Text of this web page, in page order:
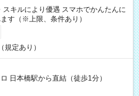
キルにより優遇 スマホでかんたんに
す（※上限、条件あり）
規定あり）
日本橋駅から直結（徒歩1分）